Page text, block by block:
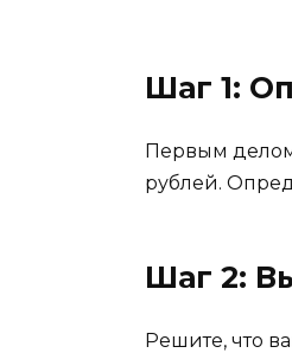
Шаг 1:
Первым делом
рублей.
Шаг 2:
Решите, что